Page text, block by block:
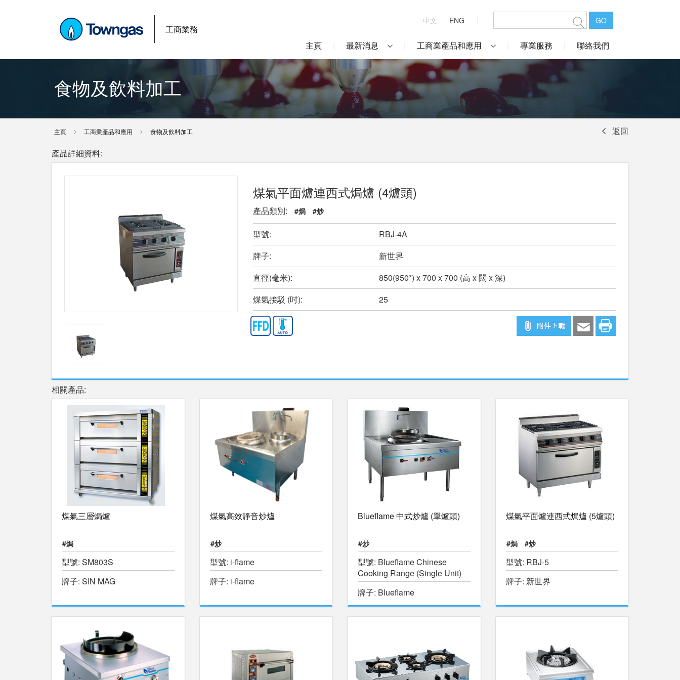
工商業務
中文 ENG GO
主頁 最新消息 工商業產品和應用 專業服務 聯絡我們
食物及飲料加工
主頁 工商業產品和應用 食物及飲料加工
返回
產品詳細資料:
煤氣平面爐連西式焗爐 (4爐頭)
產品類別: #焗 #炒
型號:
RBJ-4A
牌子:
新世界
直徑(毫米):
850(950*) x 700 x 700 (高 x 闊 x 深)
煤氣接駁 (吋):
25
相關產品:
煤氣三層焗爐
#焗
型號: SM803S
牌子: SIN MAG
煤氣高效靜音炒爐
#炒
型號: i-flame
牌子: i-flame
Blueflame 中式炒爐 (單爐頭)
#炒
型號: Blueflame Chinese
Cooking Range (Single Unit)
牌子: Blueflame
煤氣平面爐連西式焗爐 (5爐頭)
#焗 #炒
型號: RBJ-5
牌子: 新世界